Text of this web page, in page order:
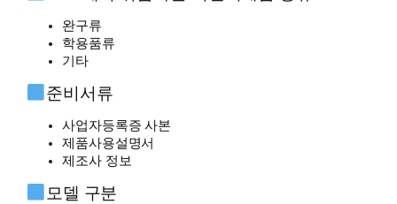
완구류
학용품류
기타
준비서류
사업자등록증 사본
제품사용설명서
제조사 정보
모델 구분